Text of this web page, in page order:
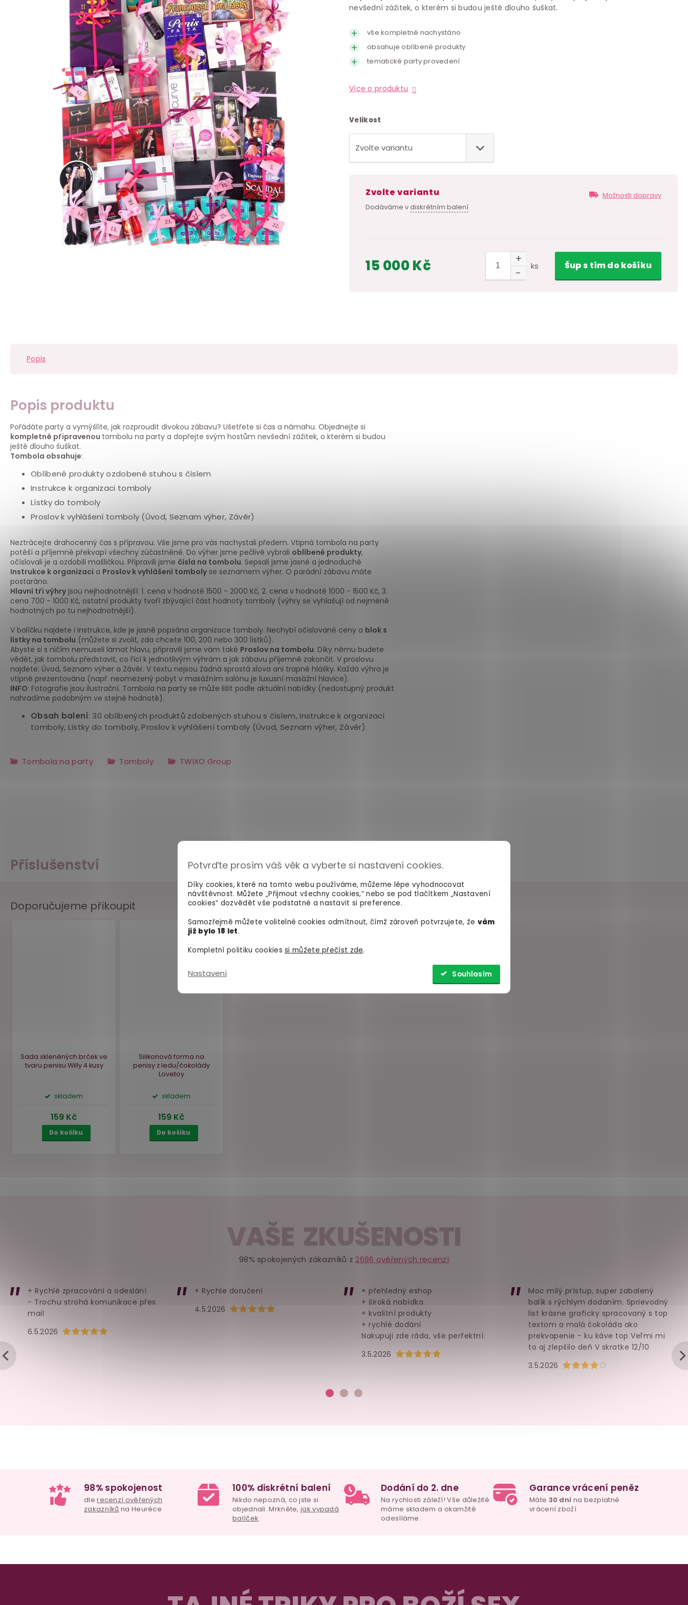
Potvrďte prosím váš věk a vyberte si nastavení cookies.
Díky cookies, které na tomto webu používáme, můžeme lépe vyhodnocovat
návštěvnost. Můžete „Přijmout všechny cookies,“ nebo se pod tlačítkem „Nastavení
cookies“ dozvědět vše podstatné a nastavit si preference.
Samozřejmě můžete volitelné cookies odmítnout, čímž zároveň potvrzujete, že vám
již bylo 18 let.
Kompletní politiku cookiessi můžete přečíst zde.
Nastavení Souhlasím
nevšední zážitek, o kterém si budou ještě dlouho šuškat.
vše kompletně nachystáno
obsahuje oblíbené produkty
tematické party provedení
Více o produktu
Velikost
Zvolte variantu
Dodáváme vdiskrétním balení
Možnosti dopravy
15 000 Kč ks Šups tímdo košíku
Příslušenství
Popis
Popis produktu
Pořádáte party a vymýšlíte, jak rozproudit divokou zábavu? Ušetřete si čas a námahu. Objednejte si
kompletně připravenou tombolu na party a dopřejte svým hostům nevšední zážitek, o kterém si budou
ještě dlouho šuškat.
Tombola obsahuje:
Oblíbené produkty ozdobené stuhou s číslem
Instrukce k organizaci tomboly
Lístky do tomboly
Proslov k vyhlášení tomboly (Úvod, Seznam výher, Závěr)
Neztrácejte drahocenný čas s přípravou. Vše jsme pro vás nachystali předem. Vtipná tombola na party
potěší a příjemně překvapí všechny zúčastněné. Do výher jsme pečlivě vybrali oblíbené produkty,
očíslovali je a ozdobili mašličkou. Připravili jsme čísla na tombolu. Sepsali jsme jasné a jednoduché
Instrukce k organizaci a Proslov k vyhlášení tomboly se seznamem výher. O parádní zábavu máte
postaráno.
Hlavní tři výhry jsou nejhodnotnější: 1. cena v hodnotě 1500 - 2000 Kč, 2. cena v hodnotě 1000 - 1500 Kč, 3.
cena 700 - 1000 Kč, ostatní produkty tvoří zbývající část hodnoty tomboly (výhry se vyhlašují od nejméně
hodnotných po tu nejhodnotnější).
V balíčku najdete i Instrukce, kde je jasně popsána organizace tomboly. Nechybí očíslované ceny a blok s
lístky na tombolu (můžete si zvolit, zda chcete 100, 200 nebo 300 lístků).
Abyste si s ničím nemuseli lámat hlavu, připravili jsme vám také Proslov na tombolu. Díky němu budete
vědět, jak tombolu představit, co říci k jednotlivým výhrám a jak zábavu příjemně zakončit. V proslovu
najdete: Úvod, Seznam výher a Závěr. V textu nejsou žádná sprostá slova ani trapné hlášky. Každá výhra je
vtipně prezentována (např. neomezený pobyt v masážním salónu je luxusní masážní hlavice).
INFO: Fotografie jsou ilustrační. Tombola na party se může lišit podle aktuální nabídky (nedostupný produkt
nahradíme podobným ve stejné hodnotě).
Obsah balení: 30 oblíbených produktů zdobených stuhou s číslem, Instrukce k organizaci
tomboly, Lístky do tomboly, Proslov k vyhlášení tomboly (Úvod, Seznam výher, Závěr)
Tombola na party Tomboly TWIXO Group
Doporučujeme přikoupit
VAŠE ZKUŠENOSTI
98% spokojených zákazníků z 2686 ověřených recenzí
Hodnocení obchodu je 5 z 5 hvězdiček.
6.5.2026
+ Rychlé zpracování a odeslání
- Trochu strohá komunikace přes
mail
Hodnocení obchodu je 5 z 5 hvězdiček.
4.5.2026
+ Rychle doručení
Hodnocení obchodu je 5 z 5 hvězdiček.
3.5.2026
+ přehledný eshop
+ široká nabídka
+ kvalitní produkty
+ rychlé dodání
Nakupuji zde ráda, vše perfektní.
Hodnocení obchodu je 4 z 5
3.5.2026
Moc milý prístup, super zabalený
balík s rýchlym dodaním. Sprievodný
list krásne graficky spracovaný s top
textom a malá čokoláda ako
prekvapenie - ku káve top Veľmi mi
to aj zlepšilo deň V skratke 12/10
98% spokojenost
dlerecenzí ověřených
zakazníků na Heuréce
100% diskrétní balení
Nikdo nepozná, co jste si
objednali. Mrkněte,jak vypadá
balíček.
Dodání do 2. dne
Na rychlosti záleží! Vše důležité
máme skladem a okamžitě
odesíláme.
Garance vrácení peněz
Máte 30 dní na bezplatné
vrácení zboží